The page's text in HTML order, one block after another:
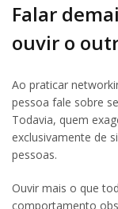
Falar
ouvir o
Ao praticar
pessoa fale sobre
Todavia, quem
exclusivamente de
pessoas.
Ouvir mais o que
comportamento